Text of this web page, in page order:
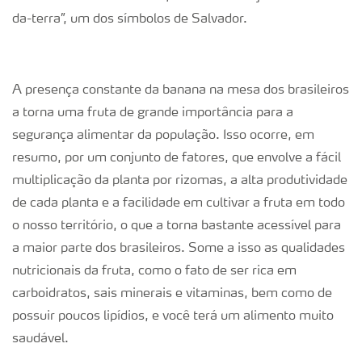
da-terra”, um dos símbolos de Salvador.
A presença constante da banana na mesa dos brasileiros
a torna uma fruta de grande importância para a
segurança alimentar da população. Isso ocorre, em
resumo, por um conjunto de fatores, que envolve a fácil
multiplicação da planta por rizomas, a alta produtividade
de cada planta e a facilidade em cultivar a fruta em todo
o nosso território, o que a torna bastante acessível para
a maior parte dos brasileiros. Some a isso as qualidades
nutricionais da fruta, como o fato de ser rica em
carboidratos, sais minerais e vitaminas, bem como de
possuir poucos lipídios, e você terá um alimento muito
saudável.